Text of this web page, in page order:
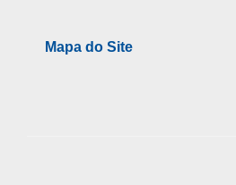
Mapa do Site